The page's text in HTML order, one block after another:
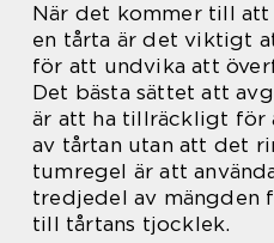
När det kommer till
en tårta är det viktigt
för att undvika att
Det bästa sättet att
är att ha tillräckligt för
av tårtan utan att det
tumregel är att
tredjedel av mängden
till tårtans tjocklek.